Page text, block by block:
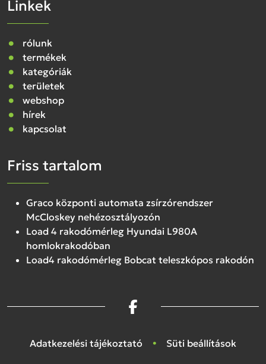
Linkek
rólunk
termékek
kategóriák
területek
webshop
hírek
kapcsolat
Friss tartalom
Graco központi automata zsírzórendszer
McCloskey nehézosztályozón
Load 4 rakodómérleg Hyundai L980A
homlokrakodóban
Load4 rakodómérleg Bobcat teleszkópos rakodón
Adatkezelési tájékoztató Süti beállítások